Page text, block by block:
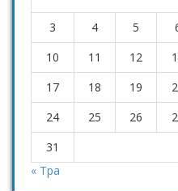
3
4 5
10
11 12
17
18 19
24
25 26
31
« Тра